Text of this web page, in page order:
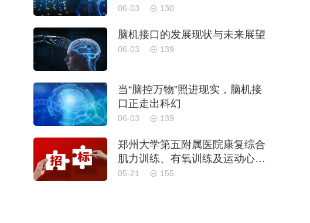
06-03 130
脑机接口的发展现状与未来展望
06-03 139
当“脑控万物”照进现实，脑机接
口正走出科幻
06-03 139
郑州大学第五附属医院康复综合
肌力训练、有氧训练及运动心肺
功能评估设备采购项目-公开招
05-21 155